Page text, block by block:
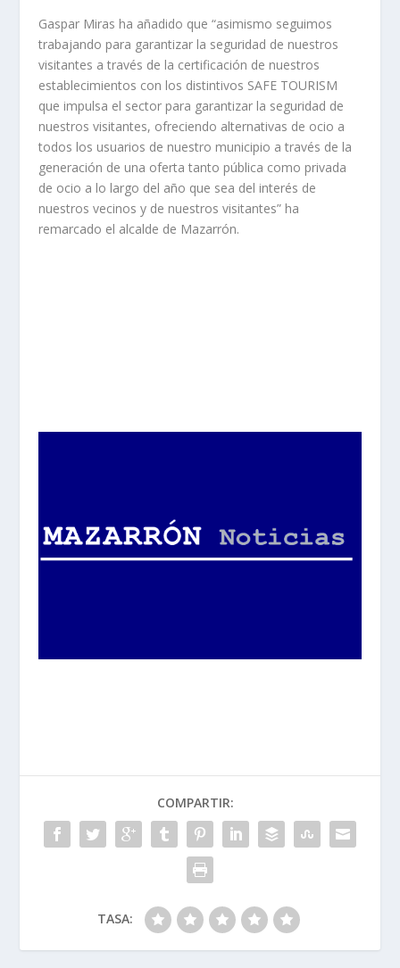
Gaspar Miras ha añadido que “asimismo seguimos
trabajando para garantizar la seguridad de nuestros
visitantes a través de la certificación de nuestros
establecimientos con los distintivos SAFE TOURISM
que impulsa el sector para garantizar la seguridad de
nuestros visitantes, ofreciendo alternativas de ocio a
todos los usuarios de nuestro municipio a través de la
generación de una oferta tanto pública como privada
de ocio a lo largo del año que sea del interés de
nuestros vecinos y de nuestros visitantes” ha
remarcado el alcalde de Mazarrón.
COMPARTIR:
TASA: